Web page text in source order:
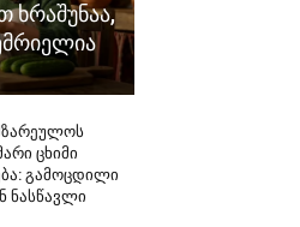
ხრაშუნაა,
ცხიმი
გამოცდილი
ნასწავლი